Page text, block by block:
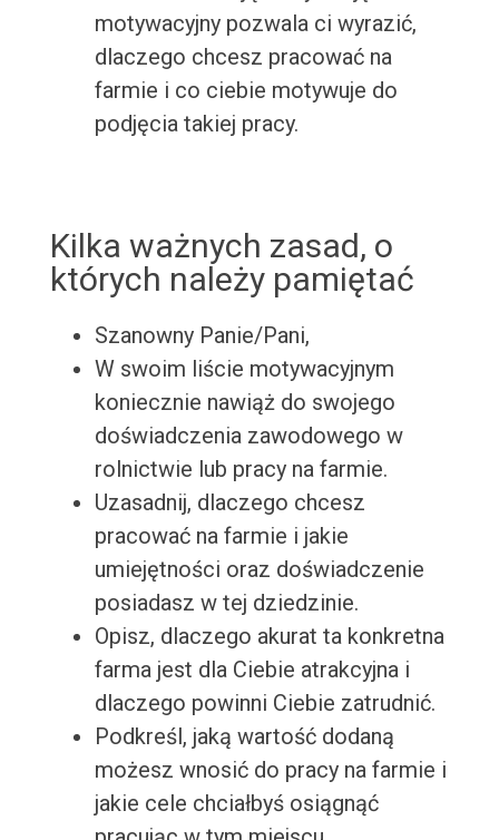
motywacyjny pozwala ci wyrazić,
dlaczego chcesz pracować na
farmie i co ciebie motywuje do
podjęcia takiej pracy.
Kilka ważnych zasad, o
których należy pamiętać
Szanowny Panie/Pani,
W swoim liście motywacyjnym
koniecznie nawiąż do swojego
doświadczenia zawodowego w
rolnictwie lub pracy na farmie.
Uzasadnij, dlaczego chcesz
pracować na farmie i jakie
umiejętności oraz doświadczenie
posiadasz w tej dziedzinie.
Opisz, dlaczego akurat ta konkretna
farma jest dla Ciebie atrakcyjna i
dlaczego powinni Ciebie zatrudnić.
Podkreśl, jaką wartość dodaną
możesz wnosić do pracy na farmie i
jakie cele chciałbyś osiągnąć